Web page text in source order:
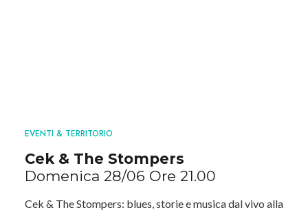
EVENTI & TERRITORIO
Cek & The Stompers
Domenica 28/06 Ore 21.00
Cek & The Stompers: blues, storie e musica dal vivo alla